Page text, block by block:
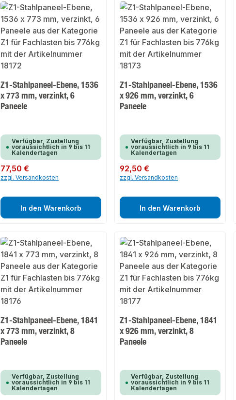
Z1-Stahlpaneel-Ebene, 1536
x 773 mm, verzinkt, 6
Paneele
Verfügbar, Zustellung
voraussichtlich in 9 bis 11
Kalendertagen
Regulärer Preis:
77,50 €
zzgl. Versandkosten
In den Warenkorb
Z1-Stahlpaneel-Ebene, 1536
x 926 mm, verzinkt, 6
Paneele
Verfügbar, Zustellung
voraussichtlich in 9 bis 11
Kalendertagen
Regulärer Preis:
92,50 €
zzgl. Versandkosten
In den Warenkorb
Z1-Stahlpaneel-Ebene, 1841
x 773 mm, verzinkt, 8
Paneele
Verfügbar, Zustellung
voraussichtlich in 9 bis 11
Kalendertagen
Z1-Stahlpaneel-Ebene, 1841
x 926 mm, verzinkt, 8
Paneele
Verfügbar, Zustellung
voraussichtlich in 9 bis 11
Kalendertagen